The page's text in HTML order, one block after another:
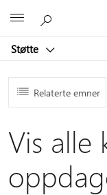
Støtte
Relaterte emner
Vis alle